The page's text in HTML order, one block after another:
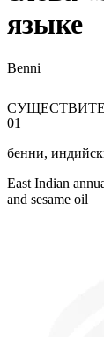
языке
Benni
01
бенни,
East Indian
and sesame oil